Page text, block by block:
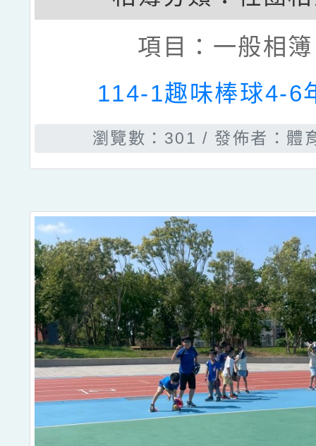
項目： 一般相簿
114-1趣味棒球4-6
瀏覽數：301 發佈者：體